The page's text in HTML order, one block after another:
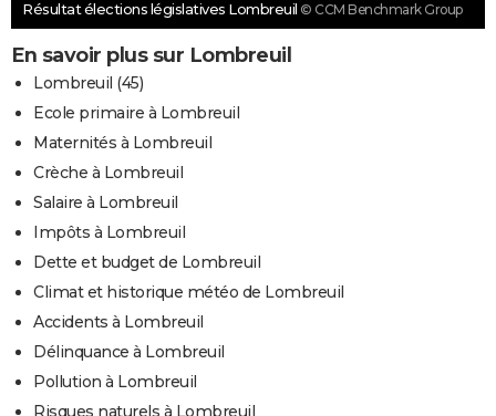
Résultat élections législatives Lombreuil © CCM Benchmark Group
En savoir plus sur Lombreuil
Lombreuil (45)
Ecole primaire à Lombreuil
Maternités à Lombreuil
Crèche à Lombreuil
Salaire à Lombreuil
Impôts à Lombreuil
Dette et budget de Lombreuil
Climat et historique météo de Lombreuil
Accidents à Lombreuil
Délinquance à Lombreuil
Pollution à Lombreuil
Risques naturels à Lombreuil